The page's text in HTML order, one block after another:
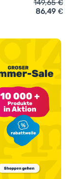
Air MIPS
Vergleich
149,65€
86,49 €